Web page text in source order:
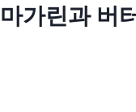
마가린과 버